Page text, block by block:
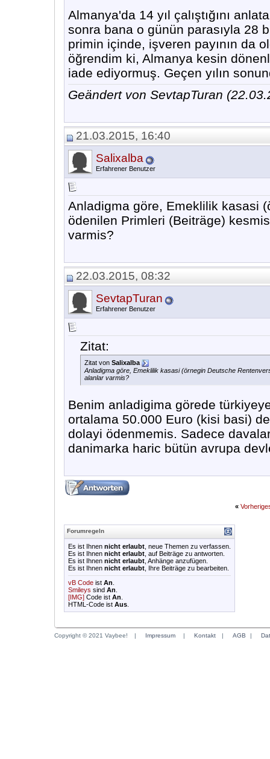
Almanya'da 14 yıl çalıştığını
sonra bana o günün parasıyla 28
primin içinde, işveren payının da
öğrendim ki, Almanya kesin
iade ediyormuş. Geçen yılın
Geändert von SevtapTuran
21.03.2015, 16:40
Salixalba
Erfahrener Benutzer
Anladigma göre, Emeklilik kasasi
ödenilen Primleri (Beiträge)
varmis?
22.03.2015, 08:32
SevtapTuran
Erfahrener Benutzer
Zitat:
Zitat von Salixalba
Anladigma göre, Emeklilik kasasi (örnegin Deutsche
alanlar varmis?
Benim anladigima görede
ortalama 50.000 Euro (kisi basi)
dolayi ödenmemis. Sadece
danimarka haric bütün avrupa
«
Forumregeln
Es ist Ihnen nicht erlaubt , neue Themen zu verfassen.
Es ist Ihnen nicht erlaubt , auf Beiträge zu antworten.
Es ist Ihnen nicht erlaubt , Anhänge anzufügen.
Es ist Ihnen nicht erlaubt , Ihre Beiträge zu bearbeiten.
vB Code ist An
Smileys sind An
[IMG] Code ist An
HTML-Code ist Aus
Copyright © 2021 Vaybee! | Impressum | Kontakt | AGB |